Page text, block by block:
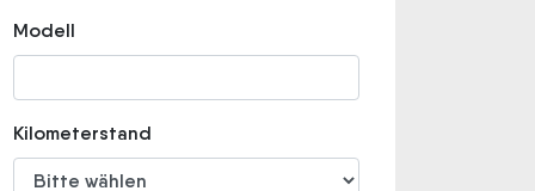
Modell
Kilometerstand